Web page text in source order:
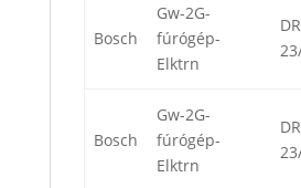
Bosch
Gw-2G-
fúrógép-
Elktrn
Bosch
Gw-2G-
fúrógép-
Elktrn